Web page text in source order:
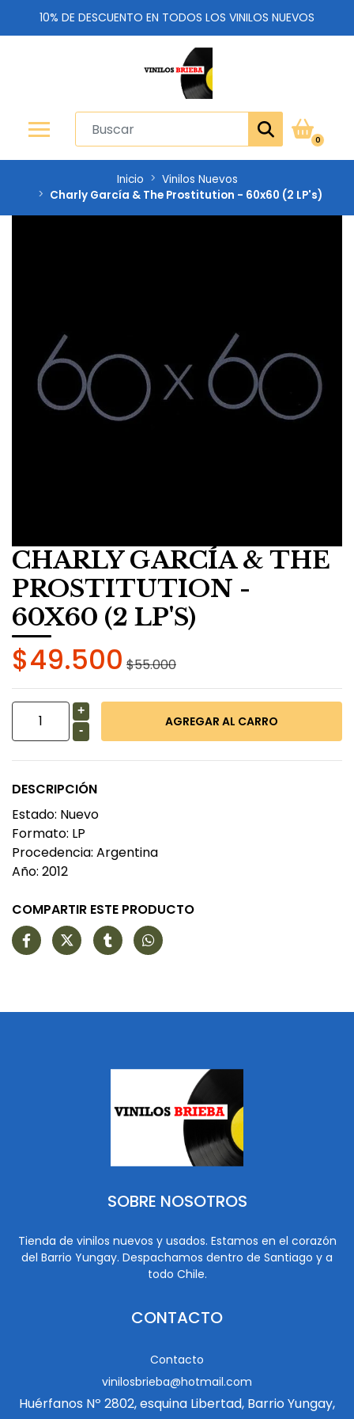
10% DE DESCUENTO EN TODOS LOS VINILOS NUEVOS
0
Inicio
Vinilos Nuevos
Charly García & The Prostitution - 60x60 (2 LP's)
CHARLY GARCÍA & THE
PROSTITUTION -
60X60 (2 LP'S)
$49.500 $55.000
+
-
DESCRIPCIÓN
Estado: Nuevo
Formato: LP
Procedencia: Argentina
Año: 2012
COMPARTIR ESTE PRODUCTO
SOBRE NOSOTROS
Tienda de vinilos nuevos y usados. Estamos en el corazón
del Barrio Yungay. Despachamos dentro de Santiago y a
todo Chile.
CONTACTO
Contacto
vinilosbrieba@hotmail.com
Huérfanos Nº 2802, esquina Libertad, Barrio Yungay,